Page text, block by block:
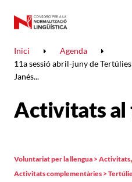
Inici
Agenda
11a sessió abril-juny de
Janés...
Activitats
Voluntariat per la llengua > Activitats,
Activitats complementàries >